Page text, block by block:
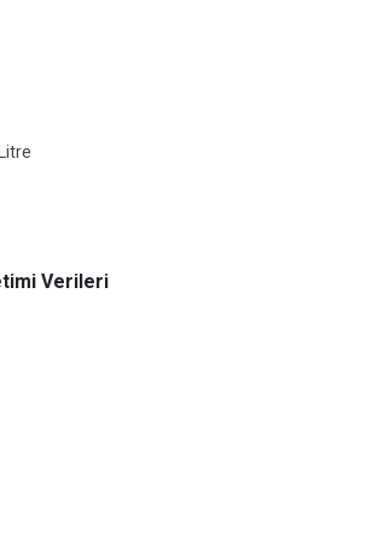
Verileri